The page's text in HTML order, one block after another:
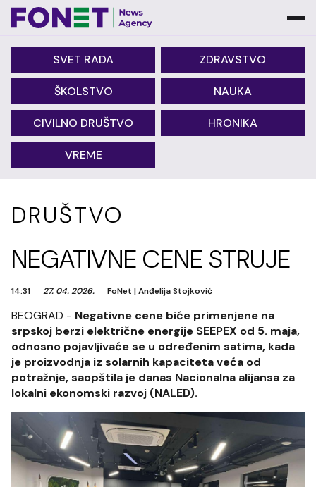
SVET RADA ZDRAVSTVO
ŠKOLSTVO NAUKA
CIVILNO DRUŠTVO HRONIKA
VREME
DRUŠTVO
NEGATIVNE CENE STRUJE
14:31 27. 04. 2026. FoNet |Anđelija Stojković
BEOGRAD - Negativne cene biće primenjene na
srpskoj berzi električne energije SEEPEX od 5. maja,
odnosno pojavljivaće se u određenim satima, kada
je proizvodnja iz solarnih kapaciteta veća od
potražnje, saopštila je danas Nacionalna alijansa za
lokalni ekonomski razvoj (NALED).